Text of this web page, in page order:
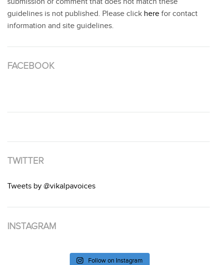
guidelines is not published. Please click here for contact
information and site guidelines.
FACEBOOK
TWITTER
Tweets by @vikalpavoices
INSTAGRAM
Follow on Instagram